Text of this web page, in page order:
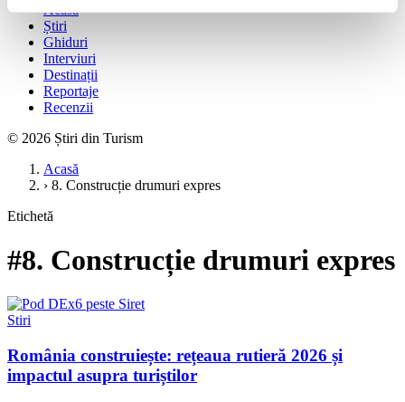
Acasă
Știri
Ghiduri
Interviuri
Destinații
Reportaje
Recenzii
© 2026 Știri din Turism
Acasă
› 8. Construcție drumuri expres
Etichetă
#8. Construcție drumuri expres
Stiri
România construiește: rețeaua rutieră 2026 și
impactul asupra turiștilor